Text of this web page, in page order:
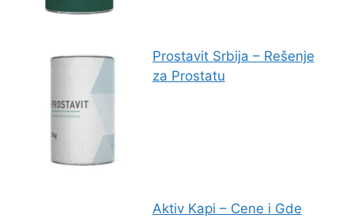
Prostavit Srbija – Rešenje
za Prostatu
Aktiv Kapi – Cene i Gde